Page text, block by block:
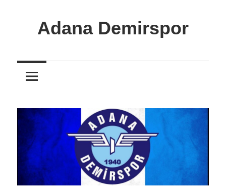
Adana Demirspor
Demirspor
Nereye
Oraya